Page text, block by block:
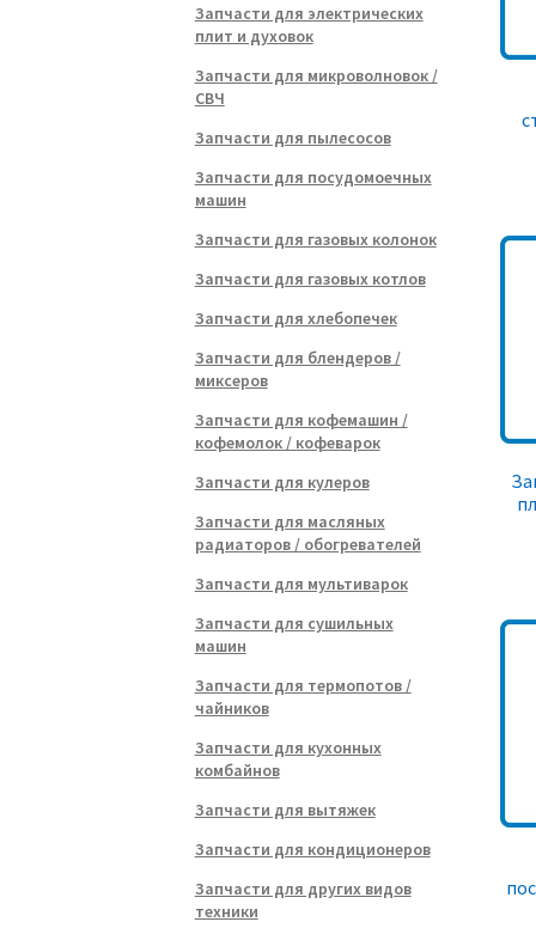
Запчасти для электрических
плит и духовок
Запчасти для микроволновок /
СВЧ
Запчасти для пылесосов
Запчасти для посудомоечных
машин
Запчасти для газовых колонок
Запчасти для газовых котлов
Запчасти для хлебопечек
Запчасти для блендеров /
миксеров
Запчасти для кофемашин /
кофемолок / кофеварок
Запчасти для кулеров
Запчасти для масляных
радиаторов / обогревателей
Запчасти для мультиварок
Запчасти для сушильных
машин
Запчасти для термопотов /
чайников
Запчасти для кухонных
комбайнов
Запчасти для вытяжек
Запчасти для кондиционеров
Запчасти для других видов
техники